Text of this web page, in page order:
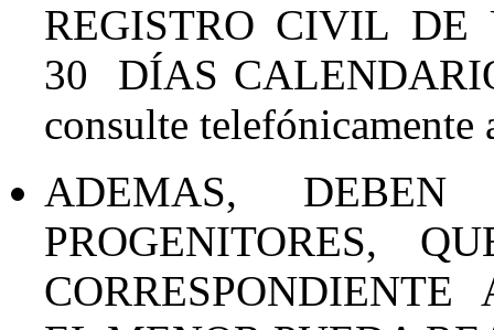
REGISTRO CIVIL DE
30 DÍAS
consulte
ADEMAS,
PROGENITORES,